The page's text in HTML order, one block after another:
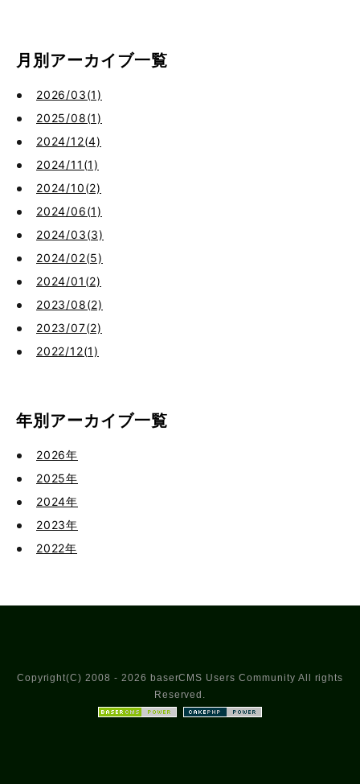
月別アーカイブ一覧
2026/03(1)
2025/08(1)
2024/12(4)
2024/11(1)
2024/10(2)
2024/06(1)
2024/03(3)
2024/02(5)
2024/01(2)
2023/08(2)
2023/07(2)
2022/12(1)
年別アーカイブ一覧
2026年
2025年
2024年
2023年
2022年
Copyright(C) 2008 - 2026 baserCMS Users Community All rights
Reserved.